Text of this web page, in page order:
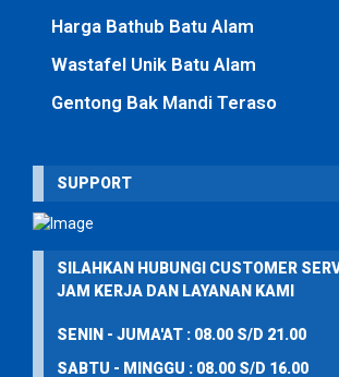
Harga Bathub Batu Alam
Wastafel Unik Batu Alam
Gentong Bak Mandi Teraso
SUPPORT
SILAHKAN HUBUNGI CUSTOMER
JAM KERJA DAN LAYANAN KAMI
SENIN - JUMA'AT : 08.00 S/D 21.00
SABTU - MINGGU : 08.00 S/D 16.00